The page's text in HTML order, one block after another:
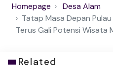
Homepage
Desa Alam
Tatap Masa Depan
Terus Gali Potensi Wisata
Related